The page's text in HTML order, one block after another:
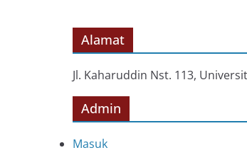
Alamat
Jl. Kaharuddin Nst. 113,
Admin
Masuk